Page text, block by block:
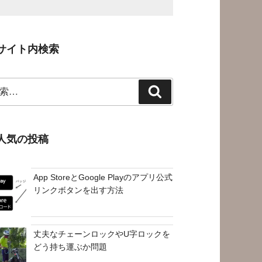
イト内検索
索
気の投稿
App StoreとGoogle Playのアプリ公式
リンクボタンを出す方法
丈夫なチェーンロックやU字ロックを
どう持ち運ぶか問題